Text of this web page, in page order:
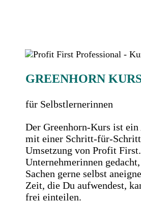
GREENHORN
für Selbstlernerinnen
Der Greenhorn-Kurs ist
mit einer Schritt-für-
Umsetzung von Profit
Unternehmerinnen
Sachen gerne selbst
Zeit, die Du aufwendest,
frei einteilen.